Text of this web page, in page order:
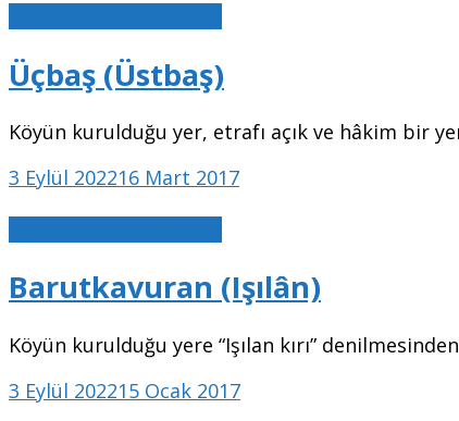
Üçbaş (Üstbaş)
Köyün kurulduğu yer, etrafı açık ve hâkim bir
3 Eylül 202216 Mart 2017
Barutkavuran (Işılân)
Köyün kurulduğu yere “Işılan kırı”
3 Eylül 202215 Ocak 2017